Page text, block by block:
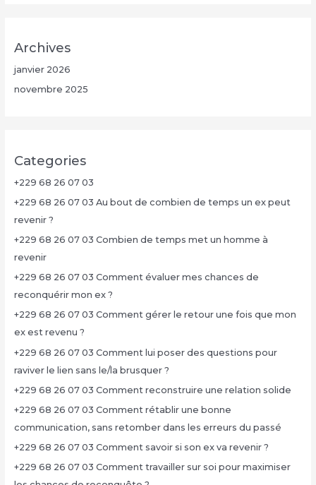
Archives
janvier 2026
novembre 2025
Categories
+229 68 26 07 03
+229 68 26 07 03 Au bout de combien de temps un ex peut
revenir ?
+229 68 26 07 03 Combien de temps met un homme à
revenir
+229 68 26 07 03 Comment évaluer mes chances de
reconquérir mon ex ?
+229 68 26 07 03 Comment gérer le retour une fois que mon
ex est revenu ?
+229 68 26 07 03 Comment lui poser des questions pour
raviver le lien sans le/la brusquer ?
+229 68 26 07 03 Comment reconstruire une relation solide
+229 68 26 07 03 Comment rétablir une bonne
communication, sans retomber dans les erreurs du passé
+229 68 26 07 03 Comment savoir si son ex va revenir ?
+229 68 26 07 03 Comment travailler sur soi pour maximiser